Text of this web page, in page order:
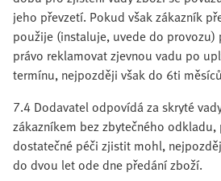
jeho převzetí. Pokud však zákazník
použije (instaluje, uvede do provozu)
právo reklamovat zjevnou vadu po
termínu, nejpozději však do 6ti
7.4 Dodavatel odpovídá za skryté
zákazníkem bez zbytečného
dostatečné péči zjistit mohl,
do dvou let ode dne předání zboží.